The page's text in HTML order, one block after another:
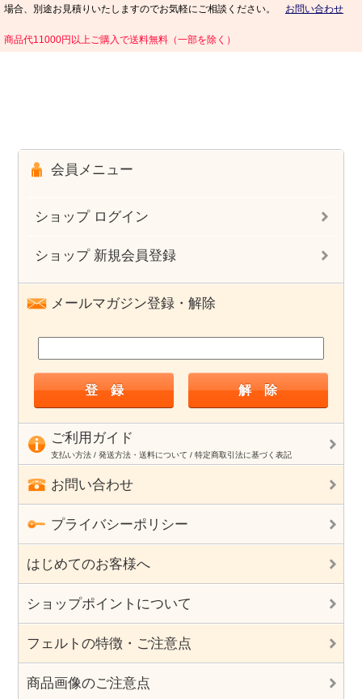
場合、別途お見積りいたしますのでお気軽にご相談ください。 お問い合わせ
商品代11000円以上ご購入で送料無料（一部を除く）
会員メニュー
ショップ ログイン
ショップ 新規会員登録
メールマガジン登録・解除
ご利用ガイド
支払い方法 / 発送方法・送料について / 特定商取引法に基づく表記
お問い合わせ
プライバシーポリシー
はじめてのお客様へ
ショップポイントについて
フェルトの特徴・ご注意点
商品画像のご注意点